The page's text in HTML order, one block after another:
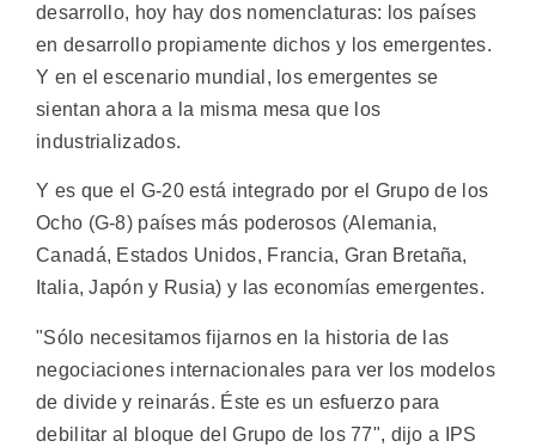
desarrollo, hoy hay dos nomenclaturas: los países
en desarrollo propiamente dichos y los emergentes.
Y en el escenario mundial, los emergentes se
sientan ahora a la misma mesa que los
industrializados.
Y es que el G-20 está integrado por el Grupo de los
Ocho (G-8) países más poderosos (Alemania,
Canadá, Estados Unidos, Francia, Gran Bretaña,
Italia, Japón y Rusia) y las economías emergentes.
"Sólo necesitamos fijarnos en la historia de las
negociaciones internacionales para ver los modelos
de divide y reinarás. Éste es un esfuerzo para
debilitar al bloque del Grupo de los 77", dijo a IPS